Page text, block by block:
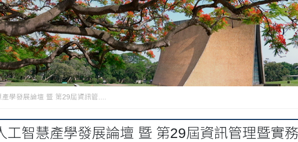
學發展論壇 暨 第29屆資訊管....
工智慧產學發展論壇 暨 第29屆資訊管理暨實